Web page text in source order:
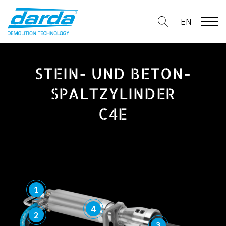
content
EN
STEIN- UND BETON-
SPALTZYLINDER
C4E
1
2
4